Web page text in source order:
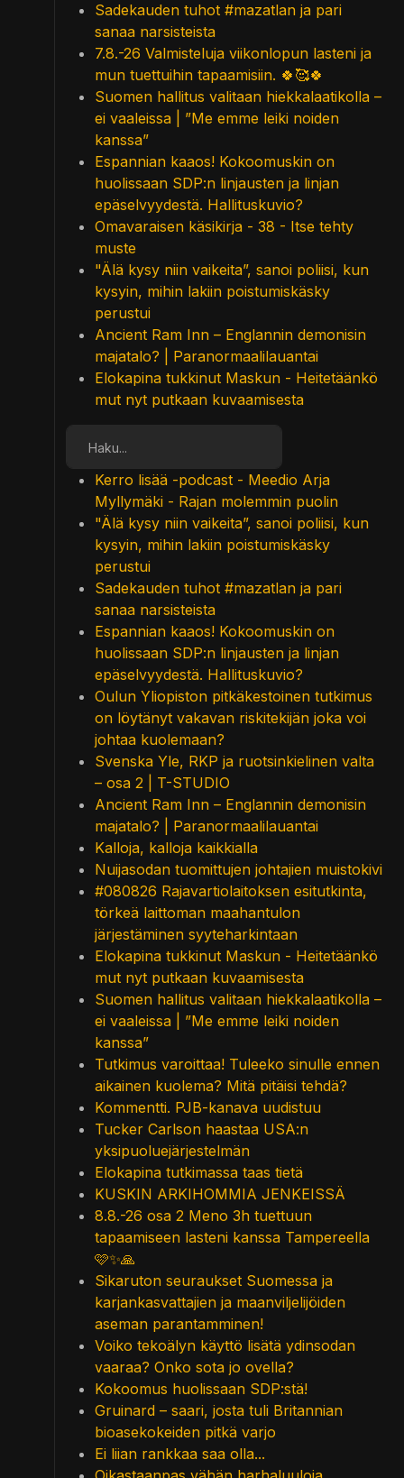
Sadekauden tuhot #mazatlan ja pari
sanaa narsisteista
7.8.-26 Valmisteluja viikonlopun lasteni ja
mun tuettuihin tapaamisiin. 🍀🥰🍀
Suomen hallitus valitaan hiekkalaatikolla –
ei vaaleissa | ”Me emme leiki noiden
kanssa”
Espannian kaaos! Kokoomuskin on
huolissaan SDP:n linjausten ja linjan
epäselvyydestä. Hallituskuvio?
Omavaraisen käsikirja - 38 - Itse tehty
muste
"Älä kysy niin vaikeita”, sanoi poliisi, kun
kysyin, mihin lakiin poistumiskäsky
perustui
Ancient Ram Inn – Englannin demonisin
majatalo? | Paranormaalilauantai
Elokapina tukkinut Maskun - Heitetäänkö
mut nyt putkaan kuvaamisesta
Kerro lisää -podcast - Meedio Arja
Myllymäki - Rajan molemmin puolin
"Älä kysy niin vaikeita”, sanoi poliisi, kun
kysyin, mihin lakiin poistumiskäsky
perustui
Sadekauden tuhot #mazatlan ja pari
sanaa narsisteista
Espannian kaaos! Kokoomuskin on
huolissaan SDP:n linjausten ja linjan
epäselvyydestä. Hallituskuvio?
Oulun Yliopiston pitkäkestoinen tutkimus
on löytänyt vakavan riskitekijän joka voi
johtaa kuolemaan?
Svenska Yle, RKP ja ruotsinkielinen valta
– osa 2 | T-STUDIO
Ancient Ram Inn – Englannin demonisin
majatalo? | Paranormaalilauantai
Kalloja, kalloja kaikkialla
Nuijasodan tuomittujen johtajien muistokivi
#080826 Rajavartiolaitoksen esitutkinta,
törkeä laittoman maahantulon
järjestäminen syyteharkintaan
Elokapina tukkinut Maskun - Heitetäänkö
mut nyt putkaan kuvaamisesta
Suomen hallitus valitaan hiekkalaatikolla –
ei vaaleissa | ”Me emme leiki noiden
kanssa”
Tutkimus varoittaa! Tuleeko sinulle ennen
aikainen kuolema? Mitä pitäisi tehdä?
Kommentti. PJB-kanava uudistuu
Tucker Carlson haastaa USA:n
yksipuoluejärjestelmän
Elokapina tutkimassa taas tietä
KUSKIN ARKIHOMMIA JENKEISSÄ
8.8.-26 osa 2 Meno 3h tuettuun
tapaamiseen lasteni kanssa Tampereella
🩷✨🙏
Sikaruton seuraukset Suomessa ja
karjankasvattajien ja maanviljelijöiden
aseman parantamminen!
Voiko tekoälyn käyttö lisätä ydinsodan
vaaraa? Onko sota jo ovella?
Kokoomus huolissaan SDP:stä!
Gruinard – saari, josta tuli Britannian
bioasekokeiden pitkä varjo
Ei liian rankkaa saa olla...